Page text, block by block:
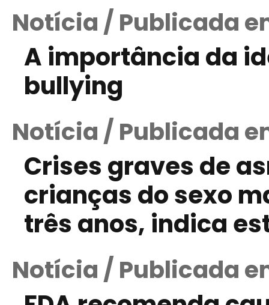
Notícia / Publicada
A importância da
bullying
Notícia / Publicada
Crises graves de
crianças do sexo
três anos, indica
Notícia / Publicada